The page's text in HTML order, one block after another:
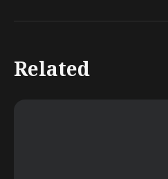
Related